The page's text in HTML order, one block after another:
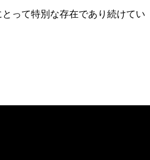
って特別な存在であり続けてい